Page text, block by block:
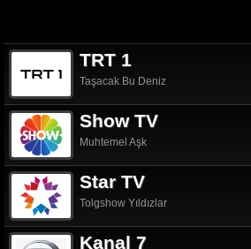
TRT 1
Taşacak Bu Deniz
Show TV
Muhtemel Aşk
Star TV
Tolgshow Yıldızlar
Kanal 7